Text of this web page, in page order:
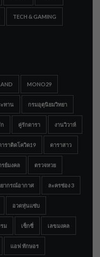
TECH & GAMING
MONO29
ทาน กรมอุตุนิยมวิทยา
คู่รักดารา งานวิวาห์
าราติดโควิด19 ดาราสาว
รย์มงคล ตรวจหวย
ากรณ์อากาศ ละครช่อง 3
อวดหุ่นแซ่บ
ม เซ็กซี่ เลขมงคล
แอฟ ทักษอร